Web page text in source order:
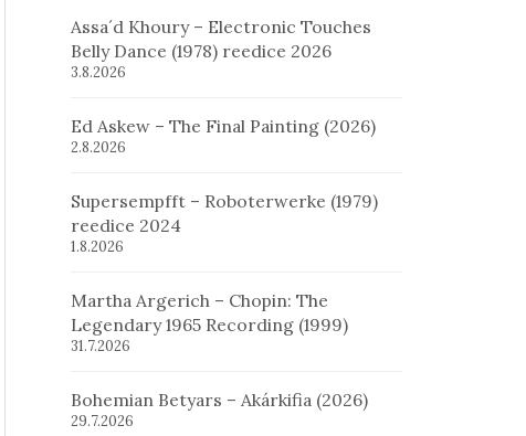
Assa´d Khoury – Electronic Touches
Belly Dance (1978) reedice 2026
3.8.2026
Ed Askew – The Final Painting (2026)
2.8.2026
Supersempfft – Roboterwerke (1979)
reedice 2024
1.8.2026
Martha Argerich – Chopin: The
Legendary 1965 Recording (1999)
31.7.2026
Bohemian Betyars – Akárkifia (2026)
29.7.2026